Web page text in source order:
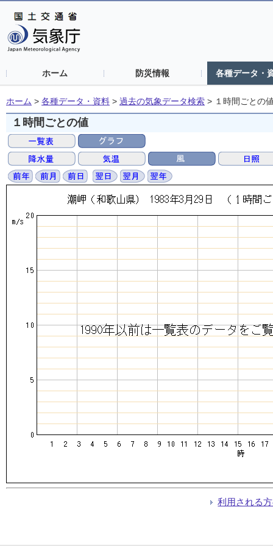
ホーム 防災情報 各種データ・
ホーム > 各種データ・資料 > 過去の気象データ検索 > １時間ごとの
１時間ごとの値
利用される